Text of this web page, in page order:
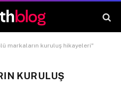
markaların kuruluş hikayeleri"
KURULUŞ